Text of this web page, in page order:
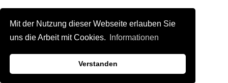
Mit der Nutzung dieser Webseite erlauben Sie
uns die Arbeit mit Cookies.
Informationen
Verstanden
Intelligenz für Fräsmaschinen